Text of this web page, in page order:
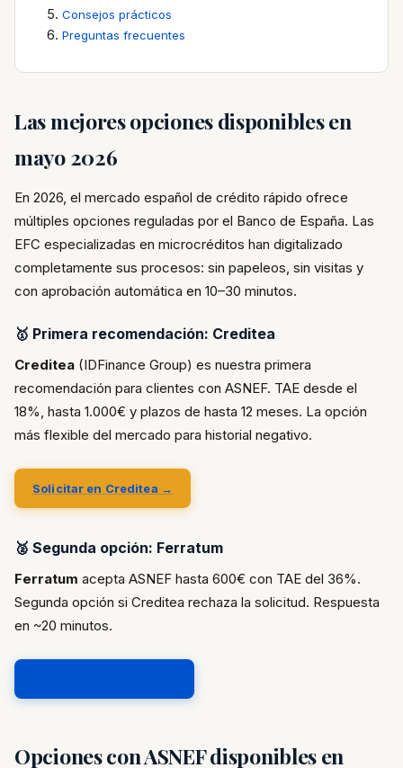
Consejos prácticos
Preguntas frecuentes
Las mejores opciones disponibles en
mayo 2026
En 2026, el mercado español de crédito rápido ofrece
múltiples opciones reguladas por el Banco de España. Las
EFC especializadas en microcréditos han digitalizado
completamente sus procesos: sin papeleos, sin visitas y
con aprobación automática en 10–30 minutos.
🥇 Primera recomendación: Creditea
Creditea (IDFinance Group) es nuestra primera
recomendación para clientes con ASNEF. TAE desde el
18%, hasta 1.000€ y plazos de hasta 12 meses. La opción
más flexible del mercado para historial negativo.
Solicitar en Creditea →
🥈 Segunda opción: Ferratum
Ferratum acepta ASNEF hasta 600€ con TAE del 36%.
Segunda opción si Creditea rechaza la solicitud. Respuesta
en ~20 minutos.
Opciones con ASNEF disponibles en